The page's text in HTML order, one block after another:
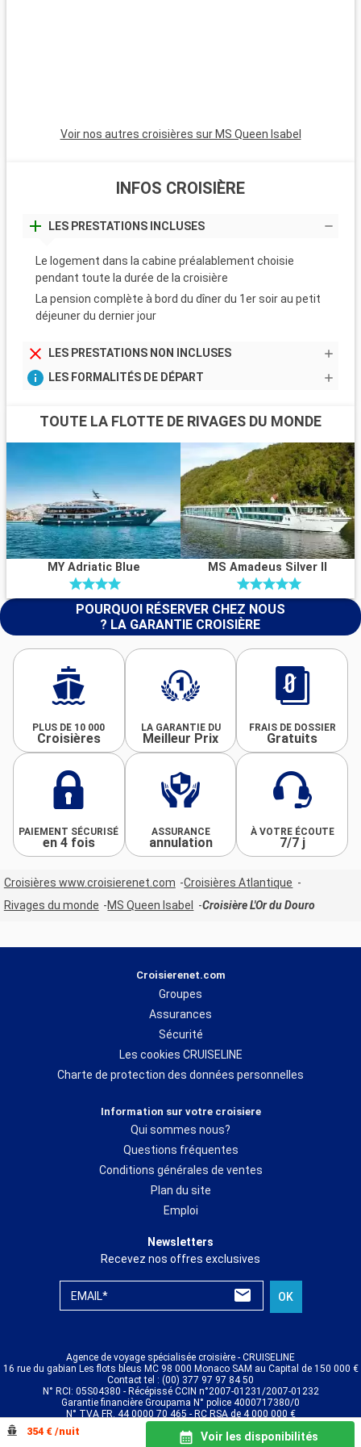
354 € /nuit Voir les disponibilités
Voir nos autres croisières sur MS Queen Isabel
INFOS CROISIÈRE
LES PRESTATIONS INCLUSES
Le logement dans la cabine préalablement choisie
pendant toute la durée de la croisière
La pension complète à bord du dîner du 1er soir au petit
déjeuner du dernier jour
LES PRESTATIONS NON INCLUSES
LES FORMALITÉS DE DÉPART
TOUTE LA FLOTTE DE RIVAGES DU MONDE
MY Adriatic Blue MS Amadeus Silver II
POURQUOI RÉSERVER CHEZ NOUS
? LA GARANTIE CROISIÈRE
PLUS DE 10 000
Croisières
LA GARANTIE DU
Meilleur Prix
FRAIS DE DOSSIER
Gratuits
PAIEMENT SÉCURISÉ
en 4 fois
ASSURANCE
annulation
À VOTRE ÉCOUTE
7/7 j
Croisières www.croisierenet.com
Croisières Atlantique
Rivages du monde
MS Queen Isabel Croisière L'Or du Douro
Croisierenet.com
Groupes
Assurances
Sécurité
Les cookies CRUISELINE
Charte de protection des données personnelles
Information sur votre croisiere
Qui sommes nous?
Questions fréquentes
Conditions générales de ventes
Plan du site
Emploi
Newsletters
Recevez nos offres exclusives
EMAIL* OK
Agence de voyage spécialisée croisière - CRUISELINE
16 rue du gabian Les flots bleus MC 98 000 Monaco SAM au Capital de 150 000 €
Contact tel : (00) 377 97 97 84 50
N° RCI: 05S04380 - Récépissé CCIN n°2007-01231/2007-01232
Garantie financière Groupama N° police 4000717380/0
N° TVA FR. 44 0000 70 465 - RC RSA de 4 000 000 €
© CRUISELINE 2026 - all rights reserved